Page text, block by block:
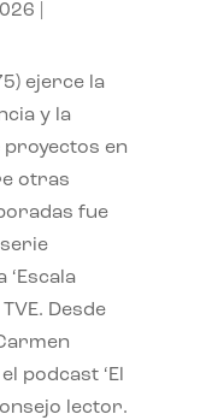
ejerce la
y la
en
otras
fue
Desde
podcast ‘El
lector.